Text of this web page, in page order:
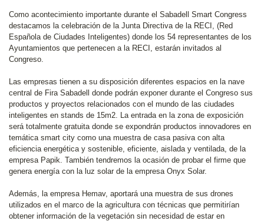
Como acontecimiento importante durante el Sabadell Smart Congress
destacamos la celebración de la Junta Directiva de la RECI, (Red
Española de Ciudades Inteligentes) donde los 54 representantes de los
Ayuntamientos que pertenecen a la RECI, estarán invitados al
Congreso.
Las empresas tienen a su disposición diferentes espacios en la nave
central de Fira Sabadell donde podrán exponer durante el Congreso sus
productos y proyectos relacionados con el mundo de las ciudades
inteligentes en stands de 15m2. La entrada en la zona de exposición
será totalmente gratuita donde se expondrán productos innovadores en
temática smart city como una muestra de casa pasiva con alta
eficiencia energética y sostenible, eficiente, aislada y ventilada, de la
empresa Papik. También tendremos la ocasión de probar el firme que
genera energía con la luz solar de la empresa Onyx Solar.
Además, la empresa Hemav, aportará una muestra de sus drones
utilizados en el marco de la agricultura con técnicas que permitirían
obtener información de la vegetación sin necesidad de estar en